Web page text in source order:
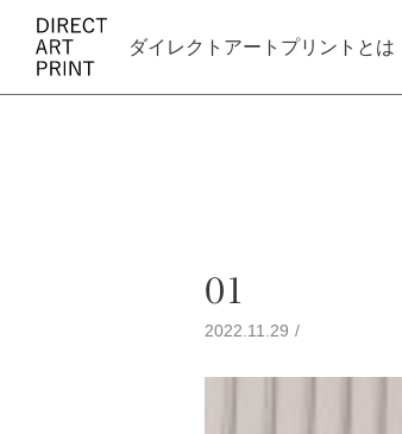
ダイレクトアートプリントとは
01
2022.11.29